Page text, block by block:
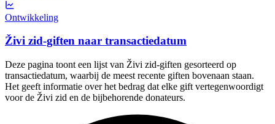
Ontwikkeling
Živi zid-giften naar transactiedatum
Deze pagina toont een lijst van Živi zid-giften gesorteerd op
transactiedatum, waarbij de meest recente giften bovenaan staan.
Het geeft informatie over het bedrag dat elke gift vertegenwoordigt
voor de Živi zid en de bijbehorende donateurs.